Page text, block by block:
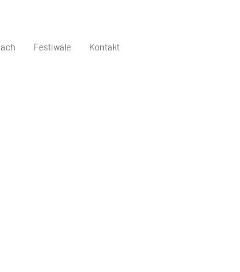
Festiwale Kontakt